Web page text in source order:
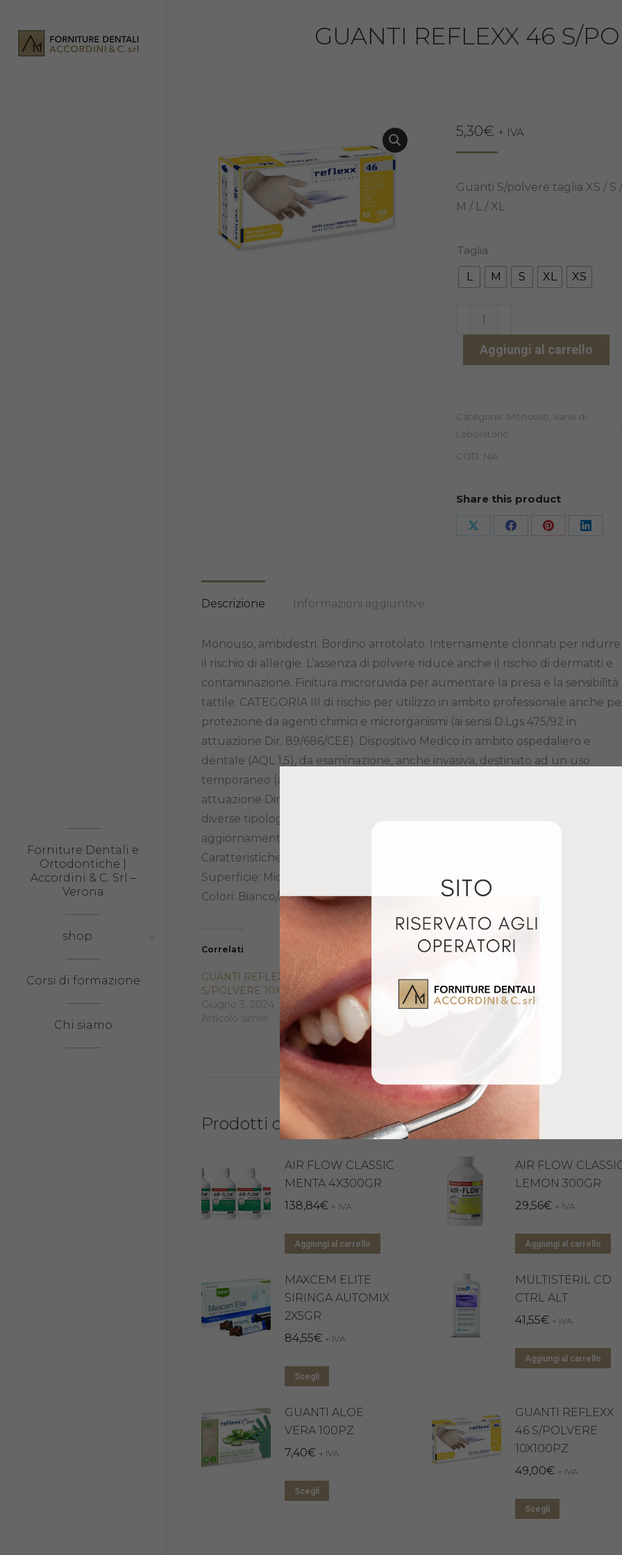
Forniture Dentali e
Ortodontiche |
Accordini & C. Srl –
Verona
shop
Corsi di formazione
Chi siamo
GUANTI REFLEXX 46 S/
5,30€ + IVA
Guanti S/polvere taglia XS / S /
M / L / XL
Taglia
L
M S XL XS
GUANTI
REFLEXX
Aggiungi al carrello
Categorie: Monouso Varie di
Laboratorio
COD: N/A
Share this product
Share
Share Share Share
Descrizione Informazioni aggiuntive
Monouso, ambidestri. Bordino arrotolato. Internamente clorinati per ridurre
il rischio di allergie. L’assenza di polvere riduce anche il rischio di dermatiti e
contaminazione. Finitura microruvida per aumentare la presa e la sensibilità
tattile. CATEGORIA III di rischio per utilizzo in ambito professionale anche
protezione da agenti chimici e microrganismi (ai sensi D.Lgs 475/92 in
attuazione Dir. 89/686/CEE). Dispositivo Medico in ambito ospedaliero e
dentale (AQL 1,5), da esaminazione, anche invasiva, destinato ad un uso
temporaneo (ai sensi della direttiva 93/42/CEE e successivo D.Lgs 37/2010 in
attuazione Dir 2007/47/CEE Norme EN 455 1, 2 & 3). Idonei al contatto con
diverse tipologie di alimenti (conforme alla direttiva 2002/72/ CEE e
aggiornamenti) – ulteriori informazioni disponibili su richiesta.
Caratteristiche :
Superficie: Microruvida
Colori: Bianco/Ambrato
Correlati
GUANTI REFLEXX 46
S/POLVERE 10X100PZ
Giugno 3, 2024
Articolo simile
GUANTI REFLEXX 40
C/POLVERE 10X100PZ
Giugno 3, 2024
Articolo simile
C/POLVERE 1X100PZ
Giugno 3, 2024
Prodotti correlati
AIR FLOW CLASSIC
MENTA 4X300GR
138,84€ + IVA
Aggiungi al carrello
AIR FLOW
LEMON 300GR
29,56€ + IVA
Aggiungi al carrello
MAXCEM ELITE
SIRINGA AUTOMIX
2X5GR
84,55€ + IVA
Scegli
ha
più
varianti.
MULTISTERIL CD
CTRL ALT
41,55€ + IVA
Aggiungi al carrello
GUANTI ALOE
VERA 100PZ
7,40€ + IVA
Scegli
GUANTI REFLEXX
46 S/POLVERE
10X100PZ
49,00€ + IVA
Scegli